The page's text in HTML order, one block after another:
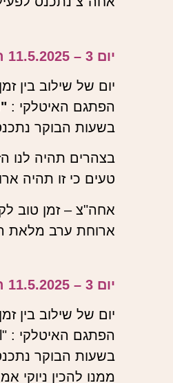
יום 3 – 11.5.2025 ראשון
הפתגם האיטלקי : "niente far bel שמשמעו: "היופי בלא לעשות כלום"
בשעות הבוקר
בצהרים תהיה לנו
טעים כי זו תהיה
אחה"צ – זמן טוב
ארוחת ערב מלאת
יום 3 – 11.5.2025 ראשון
הפתגם האיטלקי : "niente far bel שמשמעו: "היופי בלא לעשות כלום".
בשעות הבוקר
ממנו להכין ניוקי